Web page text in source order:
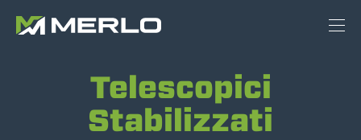
Telescopici
Stabilizzati